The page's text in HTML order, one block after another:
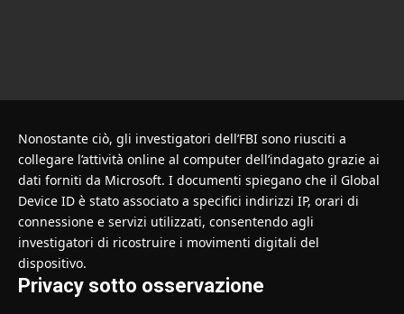
Nonostante ciò, gli investigatori dell’FBI sono riusciti a
collegare l’attività online al computer dell’indagato grazie ai
dati forniti da Microsoft. I documenti spiegano che il Global
Device ID è stato associato a specifici indirizzi IP, orari di
connessione e servizi utilizzati, consentendo agli
investigatori di ricostruire i movimenti digitali del
dispositivo.
Privacy sotto osservazione